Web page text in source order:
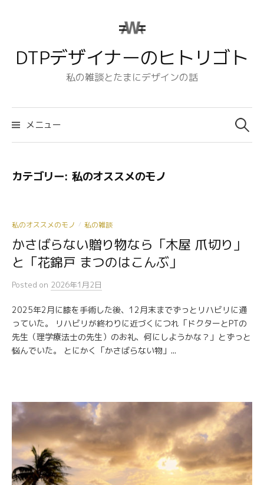
ン
キ
DTPデザイナーのヒトリゴト
私の雑談とたまにデザインの話
メニュー
検
索:
カテゴリー: 私のオススメのモノ
私のオススメのモノ / 私の雑談
かさばらない贈り物なら「木屋 爪切り」
と「花錦戸 まつのはこんぶ」
Posted on 2026年1月2日
2025年2月に膝を手術した後、12月末までずっとリハビリに通
っていた。 リハビリが終わりに近づくにつれ「ドクターとPTの
先生（理学療法士の先生）のお礼、何にしようかな？」とずっと
悩んでいた。 とにかく「かさばらない物」...